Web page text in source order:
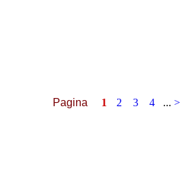
Pagina 1 2 3 4 ... >